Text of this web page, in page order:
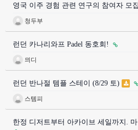
영국 이주 경험 관련 연구의 참여자 모
청두부
런던 카나리와프 Padel 동호회!
믜디
런던 반나절 템플 스테이 (8/29 토)
스템피
한정 디저트부터 아카이브 세일까지.